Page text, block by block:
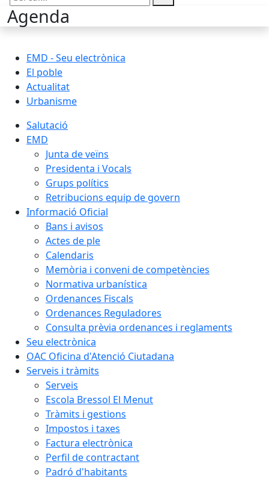
Cercar:
Agenda
EMD - Seu electrònica
El poble
Actualitat
Urbanisme
Salutació
EMD
Junta de veïns
Presidenta i Vocals
Grups polítics
Retribucions equip de govern
Informació Oficial
Bans i avisos
Actes de ple
Calendaris
Memòria i conveni de competències
Normativa urbanística
Ordenances Fiscals
Ordenances Reguladores
Consulta prèvia ordenances i reglaments
Seu electrònica
OAC Oficina d'Atenció Ciutadana
Serveis i tràmits
Serveis
Escola Bressol El Menut
Tràmits i gestions
Impostos i taxes
Factura electrònica
Perfil de contractant
Padró d'habitants